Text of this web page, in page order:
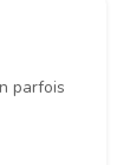
parfois